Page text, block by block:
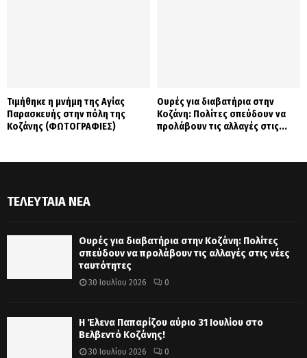
Τιμήθηκε η μνήμη της Αγίας
Παρασκευής στην πόλη της
Κοζάνης (ΦΩΤΟΓΡΑΦΙΕΣ)
Ουρές για διαβατήρια στην
Κοζάνη: Πολίτες σπεύδουν να
προλάβουν τις αλλαγές στις...
ΤΕΛΕΥΤΑΊΑ ΝΈΑ
Ουρές για διαβατήρια στην Κοζάνη: Πολίτες
σπεύδουν να προλάβουν τις αλλαγές στις νέες
ταυτότητες
30 Ιουλίου 2026 0
Η Έλενα Παπαρίζου αύριο 31 Ιουλίου στο
Βελβεντό Κοζάνης!
30 Ιουλίου 2026 0